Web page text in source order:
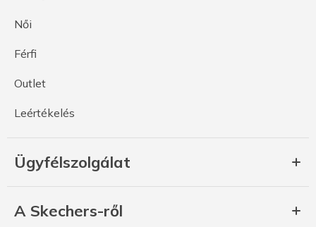
Női
Férfi
Outlet
Leértékelés
Ügyfélszolgálat
A Skechers-ről